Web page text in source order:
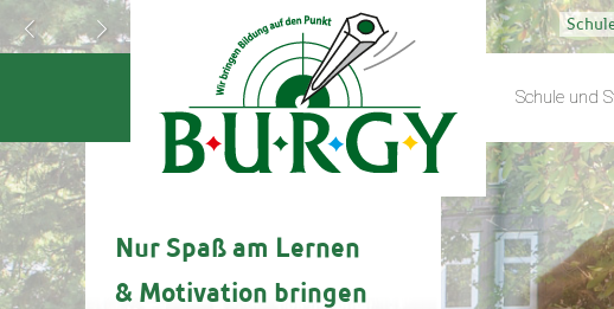
Schule und
Nur Spaß am Lernen
& Motivation bringen